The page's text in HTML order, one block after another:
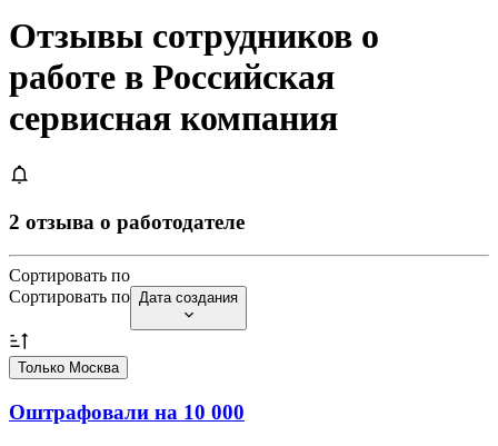
Отзывы сотрудников о
работе в Российская
сервисная компания
2 отзыва о работодателе
Сортировать по
Сортировать по Дата создания
Только Москва
Оштрафовали на 10 000